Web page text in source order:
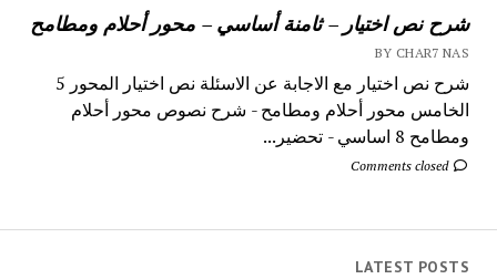
شرح نص اختيار – ثامنة أساسي – محور أحلام ومطامح
BY CHAR7 NAS
شرح نص اختيار مع الاجابة عن الاسئلة نص اختيار المحور 5
الخامس محور أحلام ومطامح - شرح نصوص محور أحلام
ومطامح 8 اساسي - تحضير...
Comments closed
LATEST POSTS